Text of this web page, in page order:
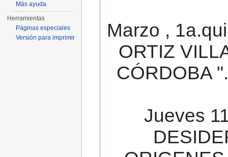
Marzo ,
ORTIZ
CÓRDOBA
Jueves
Más ayuda
Herramientas
Páginas especiales
Versión para imprimir